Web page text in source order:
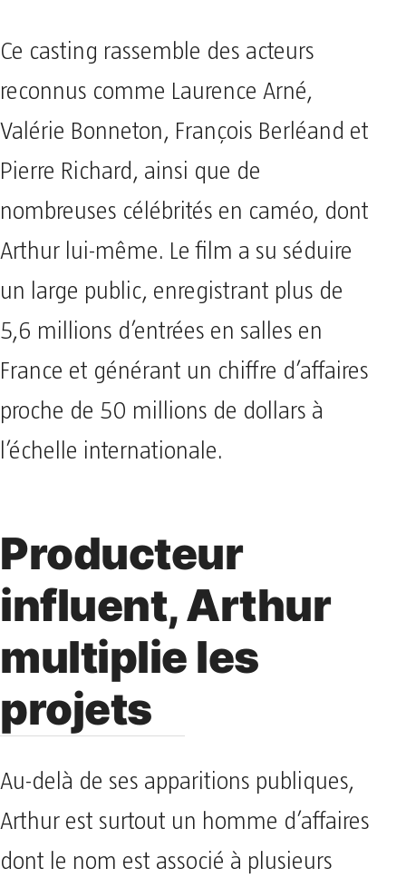
Ce casting rassemble des acteurs
reconnus comme Laurence Arné,
Valérie Bonneton, François Berléand et
Pierre Richard, ainsi que de
nombreuses célébrités en caméo, dont
Arthur lui-même. Le film a su séduire
un large public, enregistrant plus de
5,6 millions d’entrées en salles en
France et générant un chiffre d’affaires
proche de 50 millions de dollars à
l’échelle internationale.
Producteur
influent, Arthur
multiplie les
projets
Au-delà de ses apparitions publiques,
Arthur est surtout un homme d’affaires
dont le nom est associé à plusieurs